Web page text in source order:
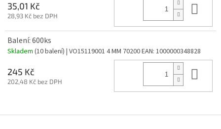
35,01 Kč
28,93 Kč bez DPH
Balení: 600ks
Skladem (10 balení) | VO15119001 4 MM 70200EAN: 1000000348828
245 Kč
202,48 Kč bez DPH